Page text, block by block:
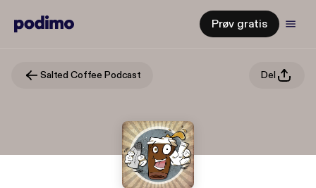
Prøv gratis
Salted Coffee Podcast Del